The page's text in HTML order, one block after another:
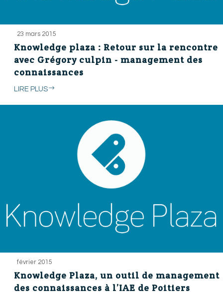
23 mars 2015
Knowledge plaza : Retour sur la rencontre
avec Grégory culpin - management des
connaissances
LIRE PLUS
février 2015
Knowledge Plaza, un outil de management
des connaissances à l’IAE de Poitiers